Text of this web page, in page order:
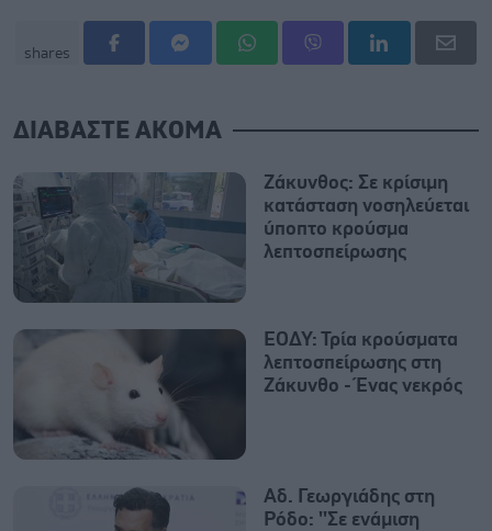
shares
ΔΙΑΒΑΣΤΕ ΑΚΟΜΑ
Ζάκυνθος: Σε κρίσιμη
κατάσταση νοσηλεύεται
ύποπτο κρούσμα
λεπτοσπείρωσης
ΕΟΔΥ: Τρία κρούσματα
λεπτοσπείρωσης στη
Ζάκυνθο - Ένας νεκρός
Αδ. Γεωργιάδης στη
Ρόδο: ''Σε ενάμιση